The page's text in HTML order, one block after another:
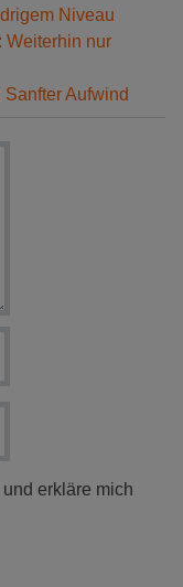
Niveau
Weiterhin nur
Aufwind
erkläre mich